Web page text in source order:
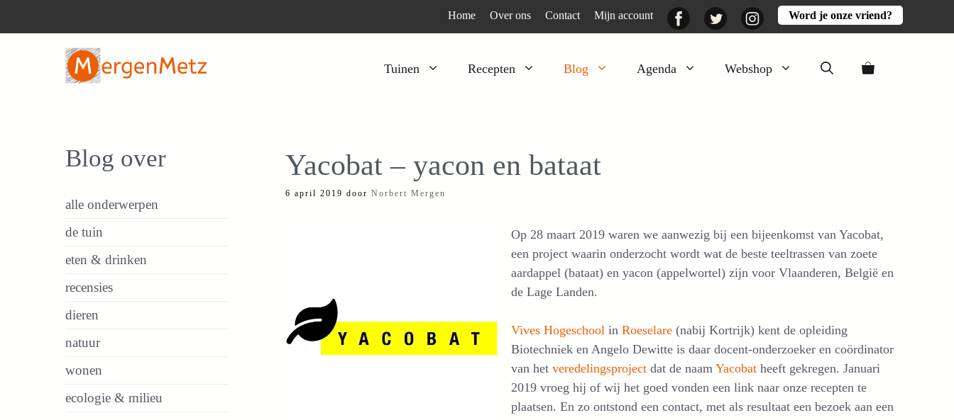
Home Over ons Contact Mijn account FacebookTwitter InstagramWord je onze vriend?
Tuinen Recepten Blog Agenda Webshop
Kruiden
Moestuin
Peulgroenten
Wortelgroenten
Bladgroenten
Lekker
Yacobat – yacon en bataat
6 april 2019 door Norbert Mergen
Op 28 maart 2019 waren we aanwezig bij een bijeenkomst van Yacobat,
een project waarin onderzocht wordt wat de beste teeltrassen van zoete
aardappel (bataat) en yacon (appelwortel) zijn voor Vlaanderen, België en
de Lage Landen.
Vives Hogeschool in Roeselare (nabij Kortrijk) kent de opleiding
Biotechniek en Angelo Dewitte is daar docent-onderzoeker en coördinator
van het veredelingsproject dat de naam Yacobat heeft gekregen. Januari
2019 vroeg hij of wij het goed vonden een link naar onze recepten te
plaatsen. En zo ontstond een contact, met als resultaat een bezoek aan een
Blog over
alle onderwerpen
de tuin
eten & drinken
recensies
dieren
natuur
wonen
ecologie & milieu